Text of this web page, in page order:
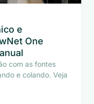
e
One
com as fontes
e colando. Veja